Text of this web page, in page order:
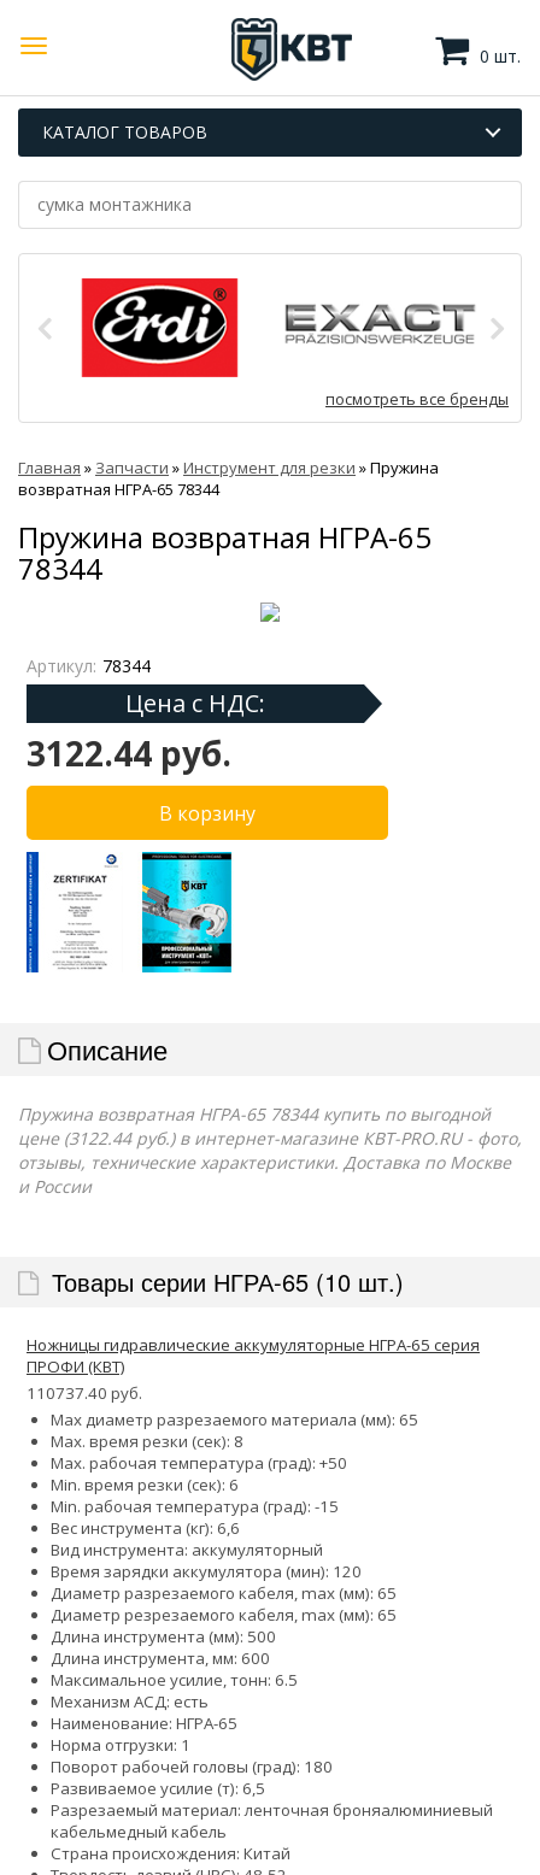
0 шт.
КАТАЛОГ ТОВАРОВ
посмотреть все бренды
Главная » Запчасти »Инструмент для резки »Пружина
возвратная НГРА-65 78344
Пружина возвратная НГРА-65
78344
Артикул: 78344
Цена с НДС:
3122.44 руб.
Описание
Пружина возвратная НГРА-65 78344 купить по выгодной
цене (3122.44 руб.) в интернет-магазине КВТ-PRO.RU - фото,
отзывы, технические характеристики. Доставка по Москве
и России
Товары серии НГРА-65 (10 шт.)
Ножницы гидравлические аккумуляторные НГРА-65 серия
ПРОФИ (КВТ)
110737.40 руб.
Max диаметр разрезаемого материала (мм): 65
Max. время резки (сек): 8
Max. рабочая температура (град): +50
Min. время резки (сек): 6
Min. рабочая температура (град): -15
Вес инструмента (кг): 6,6
Вид инструмента: аккумуляторный
Время зарядки аккумулятора (мин): 120
Диаметр разрезаемого кабеля, max (мм): 65
Диаметр резрезаемого кабеля, max (мм): 65
Длина инструмента (мм): 500
Длина инструмента, мм: 600
Максимальное усилие, тонн: 6.5
Механизм АСД: есть
Наименование: НГРА-65
Норма отгрузки: 1
Поворот рабочей головы (град): 180
Развиваемое усилие (т): 6,5
Разрезаемый материал: ленточная броняалюминиевый
кабельмедный кабель
Страна происхождения: Китай